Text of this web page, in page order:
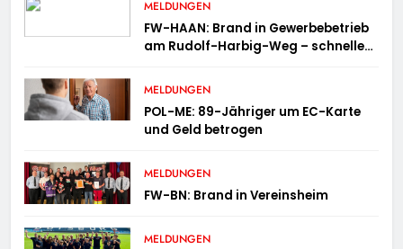
MELDUNGEN
FW-HAAN: Brand in Gewerbebetrieb
am Rudolf-Harbig-Weg – schnelle
Ausbreitung
MELDUNGEN
POL-ME: 89-Jähriger um EC-Karte
und Geld betrogen
MELDUNGEN
FW-BN: Brand in Vereinsheim
MELDUNGEN